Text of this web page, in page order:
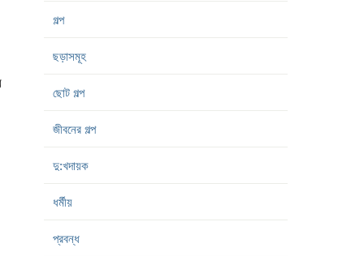
গল্প
ছড়াসমূহ
ছোট গল্প
জীবনের গল্প
দু:খদায়ক
ধর্মীয়
প্রবন্ধ